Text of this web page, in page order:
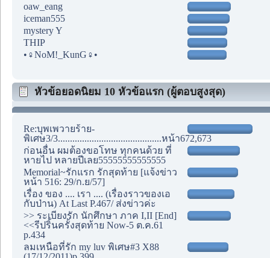
oaw_eang
iceman555
mystery Y
THIP
•♀NoM!_KunG♀•
หัวข้อยอดนิยม 10 หัวข้อแรก (ผู้ตอบสูงสุด)
Re:บุพเพวายร้าย-
พิเศษ3/3...........................................หน้า672,673
ก่อนอื่น ผมต้องขอโทษ ทุกคนด้วย ที่
หายไป หลายปีเลย55555555555555
Memorial~รักแรก รักสุดท้าย [แจ้งข่าว
หน้า 516: 29/ก.ย/57]
เรื่อง ของ .... เรา .... (เรื่องราวของเอ
กับป่าน) At Last P.467/ ส่งข่าวค่ะ
>> ระเบียงรัก นักศึกษา ภาค I,II [End]
<<รีปริ้นครั้งสุดท้าย Now-5 ต.ค.61
p.434
ลมเหนือที่รัก my luv พิเศษ#3 X88